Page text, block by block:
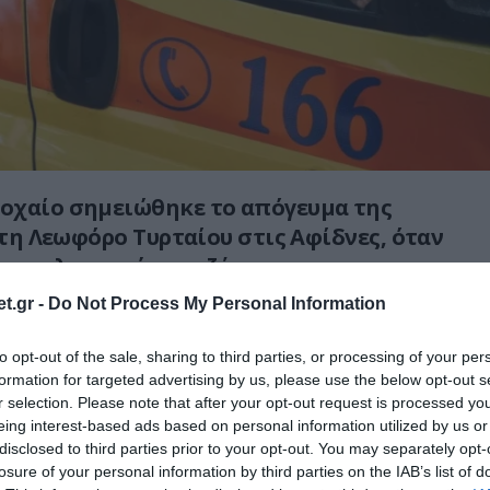
- Do Not Process My Personal Information
opt-out of the sale, sharing to third parties, or processing of your
for targeted advertising by us, please use the below opt-out
selection. Please note that after your opt-out request is processed
interest-based ads based on personal information utilized by us
to third parties prior to your opt-out. You may separately
of your personal information by third parties on the IAB’s list of
σημειώθηκε το απόγευμα της
Λεωφόρο Τυρταίου στις Αφίδνες, όταν
ηλικιωμένη πεζή.
υπό συνθήκες που διερευνώνται, με
τραυματισμό της γυναίκας.
άμεσα ασθενοφόρο του ΕΚΑΒ, το οποίο τη
στο νοσοκομείο ΚΑΤ για παροχή